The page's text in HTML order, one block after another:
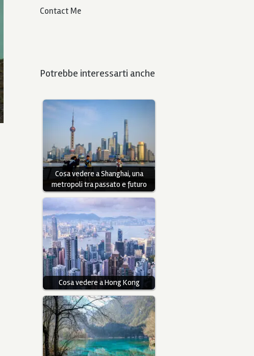
Contact Me
Potrebbe interessarti anche
Cosa vedere a Shanghai, una
metropoli tra passato e futuro
Cosa vedere a Hong Kong